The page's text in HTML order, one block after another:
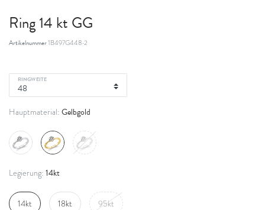
Ring 14 kt GG
Artikelnummer1B497G448-2
RINGWEITE
Hauptmaterial: Gelbgold
Legierung: 14kt
14kt 18kt 95kt